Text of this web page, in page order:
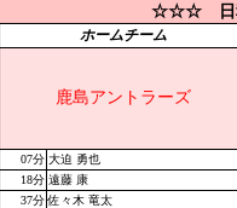
☆☆☆ 日
ホームチーム
鹿島アントラーズ
07分 大迫 勇也
18分 遠藤 康
37分 佐々木 竜太